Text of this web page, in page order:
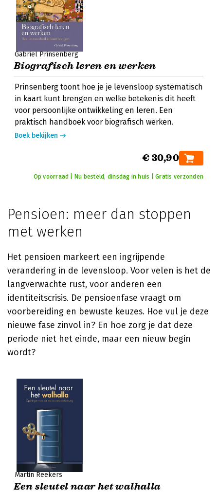
Gabriël Prinsenberg
Biografisch leren en werken
Prinsenberg toont hoe je je levensloop systematisch
in kaart kunt brengen en welke betekenis dit heeft
voor persoonlijke ontwikkeling en leren. Een
praktisch handboek voor biografisch werken.
Boek bekijken
€ 30,90
Op voorraad | Nu besteld, dinsdag in huis | Gratis verzonden
Pensioen: meer dan stoppen
met werken
Het pensioen markeert een ingrijpende
verandering in de levensloop. Voor velen is het de
langverwachte rust, voor anderen een
identiteitscrisis. De pensioenfase vraagt om
voorbereiding en bewuste keuzes. Hoe vul je deze
nieuwe fase zinvol in? En hoe zorg je dat deze
periode niet het einde, maar een nieuw begin
wordt?
Martin Reekers
Een sleutel naar het walhalla